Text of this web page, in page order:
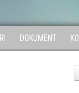
DOKUMENT